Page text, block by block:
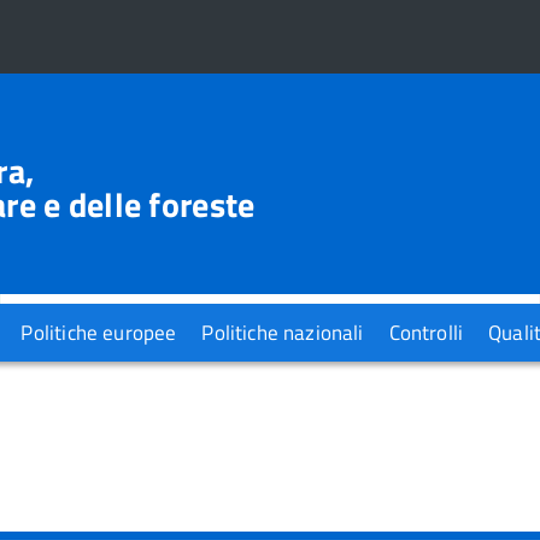
e delle foreste
Politiche europee Politiche nazionali Controlli